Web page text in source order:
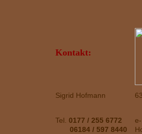
Kontakt:
Sigrid Hofmann
Tel. 0177 / 255 6772
06184 / 597 8440